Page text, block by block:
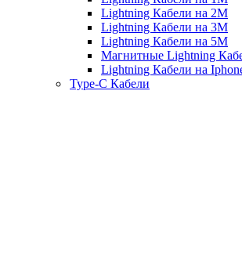
Lightning Кабели на 2М
Lightning Кабели на 3М
Lightning Кабели на 5М
Магнитные Lightning
Lightning Кабели на
Type-C Кабели